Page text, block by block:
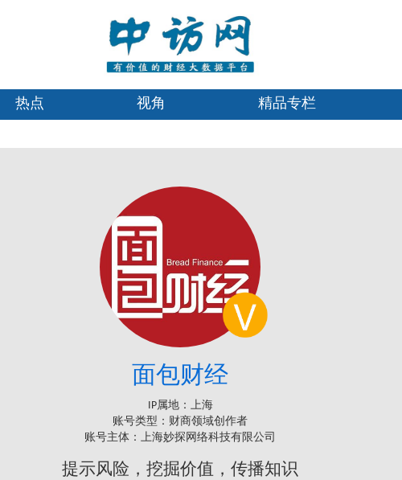
热点 视角 精品专栏
面包财经
IP属地：上海
账号类型：财商领域创作者
账号主体：上海妙探网络科技有限公司
提示风险，挖掘价值，传播知识